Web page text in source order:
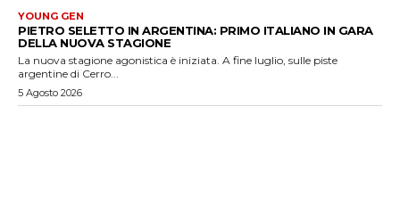
YOUNG GEN
PIETRO SELETTO IN ARGENTINA: PRIMO ITALIANO IN GARA
DELLA NUOVA STAGIONE
La nuova stagione agonistica è iniziata. A fine luglio, sulle piste
argentine di Cerro...
5 Agosto 2026